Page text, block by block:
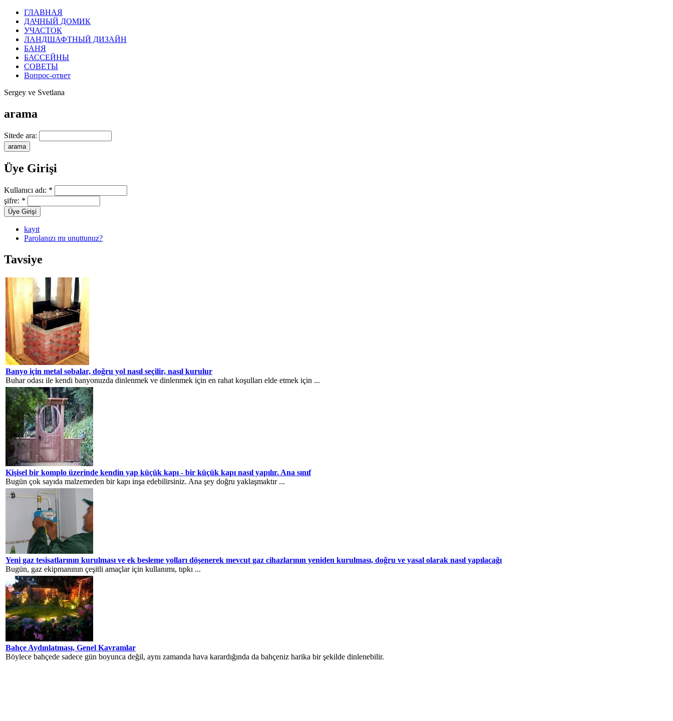
ГЛАВНАЯ
ДАЧНЫЙ ДОМИК
УЧАСТОК
ЛАНДШАФТНЫЙ ДИЗАЙН
БАНЯ
БАССЕЙНЫ
СОВЕТЫ
Вопрос-ответ
Sergey ve Svetlana
arama
Sitede ara:
Üye Girişi
Kullanıcı adı: *
şifre: *
kayıt
Parolanızı mı unuttunuz?
Tavsiye
Banyo için metal sobalar, doğru yol nasıl seçilir, nasıl kurulur
Buhar odası ile kendi banyonuzda dinlenmek ve dinlenmek için en rahat koşulları elde etmek için ...
Kişisel bir komplo üzerinde kendin yap küçük kapı - bir küçük kapı nasıl yapılır. Ana sınıf
Bugün çok sayıda malzemeden bir kapı inşa edebilirsiniz. Ana şey doğru yaklaşmaktır ...
Yeni gaz tesisatlarının kurulması ve ek besleme yolları döşenerek mevcut gaz cihazlarının yeniden kurulması, doğru ve yasal olarak nasıl yapılacağı
Bugün, gaz ekipmanının çeşitli amaçlar için kullanımı, tıpkı ...
Bahçe Aydınlatması, Genel Kavramlar
Böylece bahçede sadece gün boyunca değil, aynı zamanda hava karardığında da bahçeniz harika bir şekilde dinlenebilir.